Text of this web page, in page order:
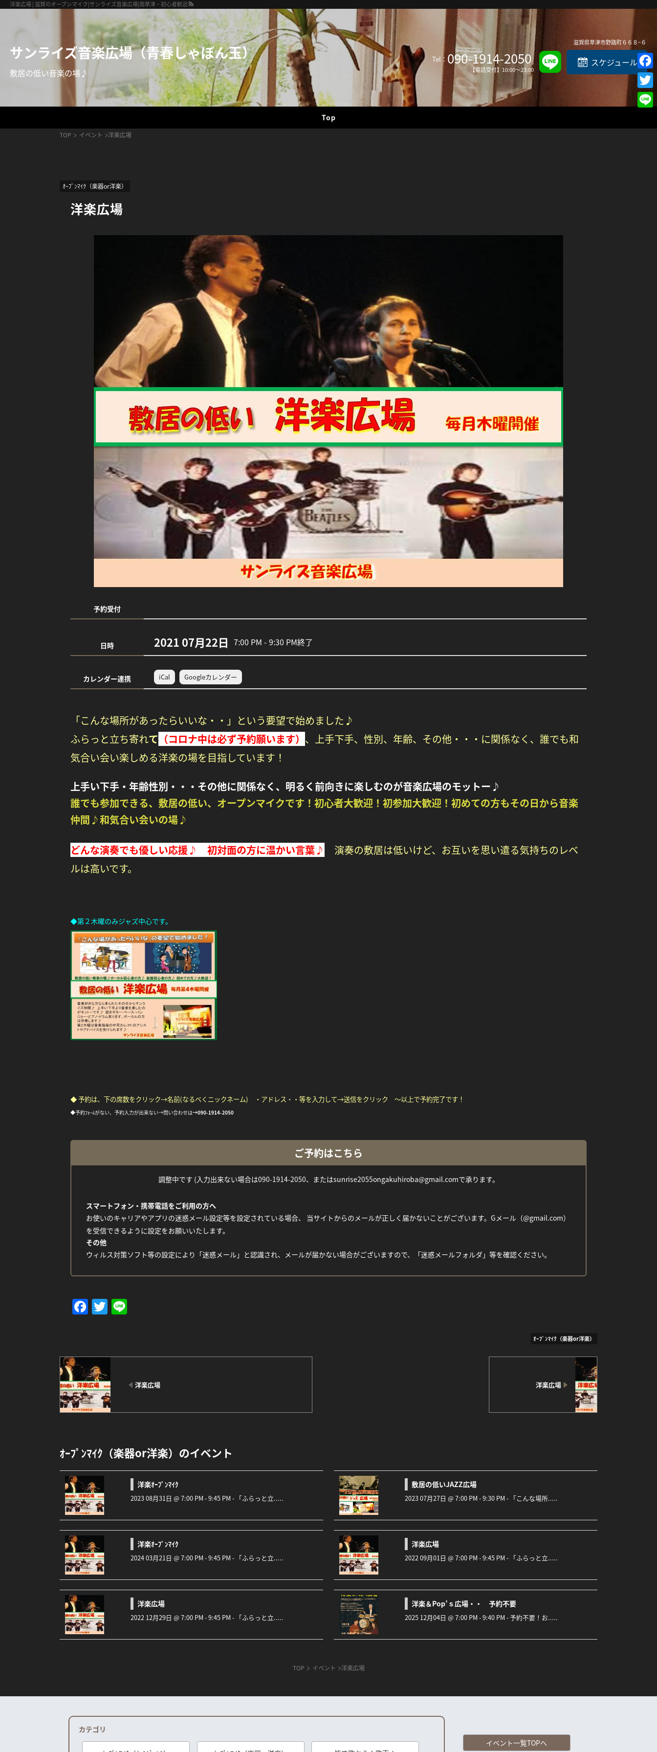
洋楽広場 | 滋賀のオープンマイク|サンライズ音楽広場|南草津・初心者歓迎
サンライズ音楽広場（青春しゃぼん玉）
敷居の低い音楽の場♪
滋賀県草津市野路町６６８−６
Tel： 090-1914-2050
【電話受付】10:00～23:00
スケジュール
Top
TOP イベント 洋楽広場
ｵｰﾌﾟﾝﾏｲｸ（楽器or洋楽）
洋楽広場
予約受付
日時 2021 07月22日 7:00 PM - 9:30 PM終了
カレンダー連携 iCal Googleカレンダー
「こんな場所があったらいいな・・」という要望で始めました♪
ふらっと立ち寄れて （コロナ中は必ず予約願います） 、 上手下手、性別、年齢、その他・・・に関係なく、 誰でも和
気合い会い楽しめる洋楽の場を目指しています！
上手い下手・年齢性別・・・その他に関係なく、明るく前向きに楽しむのが音楽広場のモットー♪
誰でも参加できる、敷居の低い、オープンマイクです！初心者大歓迎！初参加大歓迎！初めての方もその日から音楽
仲間♪和気合い会いの場♪
どんな演奏でも優しい応援♪ 初対面の方に温かい言葉♪
演奏の敷居は低いけど、お互いを思い遣る気持ちのレベ
ルは高いです。
◆第２木曜のみジャズ中心です。
◆ 予約は、下の席数をクリック→名前(なるべくニックネーム) ・アドレス・・等を入力して→送信をクリック ～以上で予約完了です！
◆予約ﾌｫｰﾑがない、予約入力が出来ない→問い合わせは→090-1914-2050
ご予約はこちら
調整中です (入力出来ない場合は090-1914-2050、またはsunrise2055ongakuhiroba@gmail.comで承ります。
スマートフォン・携帯電話をご利用の方へ
お使いのキャリアやアプリの迷惑メール設定等を設定されている場合、 当サイトからのメールが正しく届かないことがございます。Gメール（@gmail.com）
を受信できるように設定をお願いいたします。
その他
ウィルス対策ソフト等の設定により「迷惑メール」と認識され、メールが届かない場合がございますので、「迷惑メールフォルダ」等を確認ください。
Facebook
Twitter
ｵｰﾌﾟﾝﾏｲｸ（楽器or洋楽）
洋楽広場 洋楽広場
ｵｰﾌﾟﾝﾏｲｸ（楽器or洋楽）のイベント
洋楽ｵｰﾌﾟﾝﾏｲｸ
2023 08月31日 @ 7:00 PM - 9:45 PM - 「ふらっと立.....
敷居の低いJAZZ広場
2023 07月27日 @ 7:00 PM - 9:30 PM - 「こんな場所.....
洋楽ｵｰﾌﾟﾝﾏｲｸ
2024 03月21日 @ 7:00 PM - 9:45 PM - 「ふらっと立.....
洋楽広場
2022 09月01日 @ 7:00 PM - 9:45 PM - 「ふらっと立.....
洋楽広場
2022 12月29日 @ 7:00 PM - 9:45 PM - 「ふらっと立.....
洋楽＆Pop’ｓ広場・・ 予約不要
2025 12月04日 @ 7:00 PM - 9:40 PM - 予約不要！お.....
TOP イベント 洋楽広場
カテゴリ
イベント一覧TOPへ